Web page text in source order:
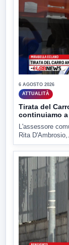
6 AGOSTO 2026
ATTUALITÀ
Tirata del
continuiamo
L'assessore
Rita